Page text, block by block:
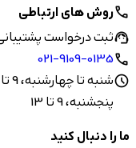
callروش های ارتباطی
support_agentثبت درخواست
call
021-9109-0135
scheduleشنبه تا چهارشنبه، 9 تا 17
پنجشنبه، 9 تا 13
ما را دنبال کنید